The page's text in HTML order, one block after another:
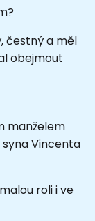
čestný a měl
obejmout
manželem
Vincenta
roli i ve